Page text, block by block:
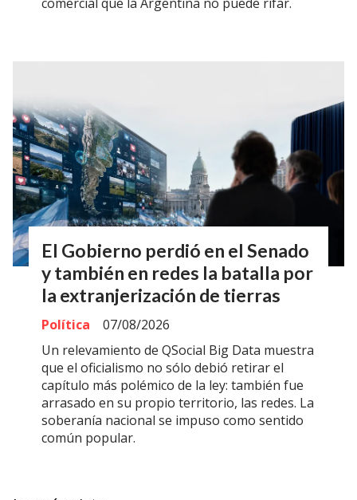
El Gobierno perdió en el Senado
y también en redes la batalla por
la extranjerización de tierras
Política
07/08/2026
Un relevamiento de QSocial Big Data muestra
que el oficialismo no sólo debió retirar el
capítulo más polémico de la ley: también fue
arrasado en su propio territorio, las redes. La
soberanía nacional se impuso como sentido
común popular.